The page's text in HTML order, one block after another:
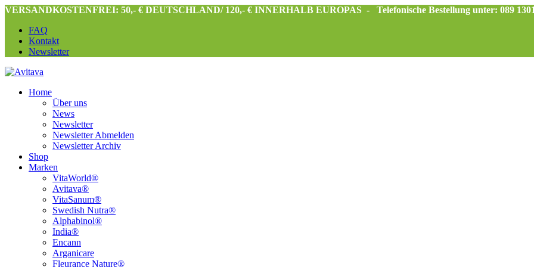
VERSANDKOSTENFREI: 50,- € DEUTSCHLAND/ 120,- € INNERHALB EUROPAS -
Telefonische Bestellung unter: 089
FAQ
Kontakt
Newsletter
Home
Über uns
News
Newsletter
Newsletter Abmelden
Newsletter Archiv
Shop
Marken
VitaWorld®
Avitava®
VitaSanum®
Swedish Nutra®
Alphabinol®
India®
Encann
Arganicare
Fleurance Nature®